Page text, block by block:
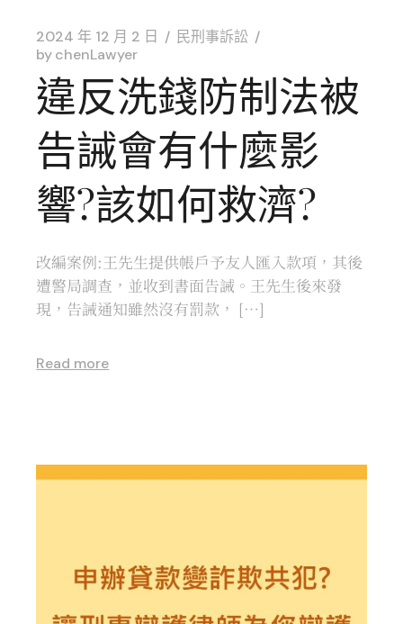
2024 年 12 月 2 日
民刑事訴訟
bychenLawyer
違反洗錢防制法被
告誡會有什麼影
響?該如何救濟?
改編案例:王先生提供帳戶予友人匯入款項，其後
遭警局調查，並收到書面告誡。王先生後來發
現，告誡通知雖然沒有罰款， […]
Read more